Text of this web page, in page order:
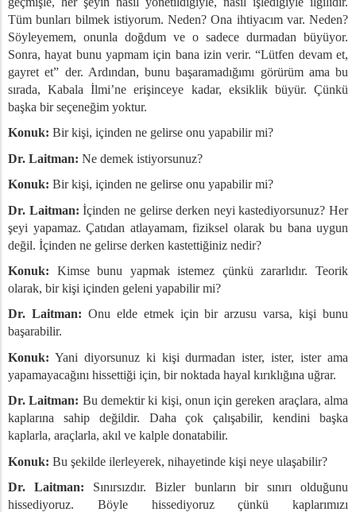
Anlamları
Tüm bunları bilmek istiyorum. Neden? Ona ihtiyacım var. Neden?
Söyleyemem, onunla doğdum ve o sadece durmadan büyüyor.
Sonra, hayat bunu yapmam için bana izin verir. “Lütfen devam et,
gayret et” der. Ardından, bunu başaramadığımı görürüm ama bu
sırada, Kabala İlmi’ne erişinceye kadar, eksiklik büyür. Çünkü
başka bir seçeneğim yoktur.
Konuk: Bir kişi, içinden ne gelirse onu yapabilir mi?
Dr. Laitman: Ne demek istiyorsunuz?
Konuk: Bir kişi, içinden ne gelirse onu yapabilir mi?
Dr. Laitman:İçinden ne gelirse derken neyi kastediyorsunuz? Her
şeyi yapamaz. Çatıdan atlayamam, fiziksel olarak bu bana uygun
değil. İçinden ne gelirse derken kastettiğiniz nedir?
Konuk: Kimse bunu yapmak istemez çünkü zararlıdır. Teorik
olarak, bir kişi içinden geleni yapabilir mi?
Dr. Laitman: Onu elde etmek için bir arzusu varsa, kişi bunu
başarabilir.
Konuk: Yani diyorsunuz ki kişi durmadan ister, ister, ister ama
yapamayacağını hissettiği için, bir noktada hayal kırıklığına uğrar.
Dr. Laitman: Bu demektir ki kişi, onun için gereken araçlara, alma
kaplarına sahip değildir. Daha çok çalışabilir, kendini başka
kaplarla, araçlarla, akıl ve kalple donatabilir.
Konuk: Bu şekilde ilerleyerek, nihayetinde kişi neye ulaşabilir?
Dr. Laitman: Sınırsızdır. Bizler bunların bir sınırı olduğunu
hissediyoruz. Böyle hissediyoruz çünkü kaplarımızı